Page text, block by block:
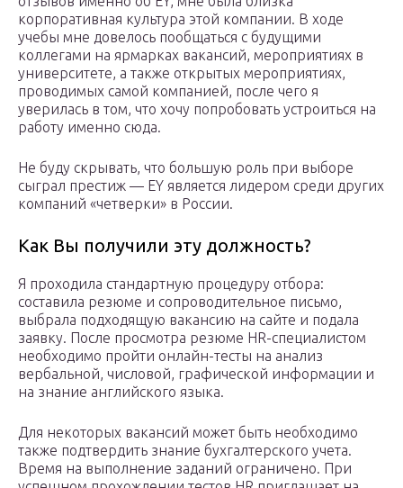
корпоративная культура этой компании. В ходе
учебы мне довелось пообщаться с будущими
коллегами на ярмарках вакансий, мероприятиях в
университете, а также открытых мероприятиях,
проводимых самой компанией, после чего я
уверилась в том, что хочу попробовать устроиться на
работу именно сюда.
Не буду скрывать, что большую роль при выборе
сыграл престиж — EY является лидером среди других
компаний «четверки» в России.
Как Вы получили эту должность?
Я проходила стандартную процедуру отбора:
составила резюме и сопроводительное письмо,
выбрала подходящую вакансию на сайте и подала
заявку. После просмотра резюме HR-специалистом
необходимо пройти онлайн-тесты на анализ
вербальной, числовой, графической информации и
на знание английского языка.
Для некоторых вакансий может быть необходимо
также подтвердить знание бухгалтерского учета.
Время на выполнение заданий ограничено. При